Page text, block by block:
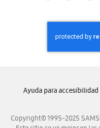
Copyright© 1995-2025
Ayuda para accesibilidad